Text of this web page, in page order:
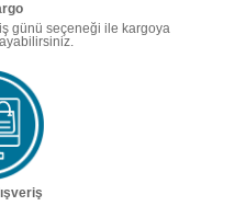
günü seçeneği ile kargoya